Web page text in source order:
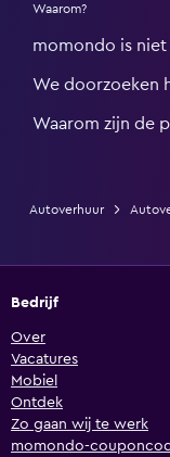
Waarom?
momondo is
We doorzoeken
Waarom zijn de
Autoverhuur
Bedrijf
Over
Vacatures
Mobiel
Ontdek
Zo gaan wij te werk
momondo-